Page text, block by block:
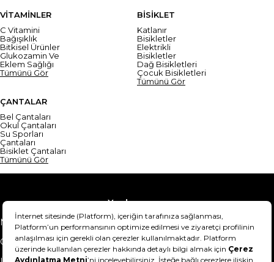
VİTAMİNLER
C Vitamini
Bağışıklık
Bitkisel Ürünler
Glukozamin Ve
Eklem Sağlığı
Tümünü Gör
BİSİKLET
Katlanır
Bisikletler
Elektrikli
Bisikletler
Dağ Bisikletleri
Çocuk Bisikletleri
Tümünü Gör
ÇANTALAR
Bel Çantaları
Okul Çantaları
Su Sporları
Çantaları
Bisiklet Çantaları
Tümünü Gör
Yardım
Mesafeli Satış Sözleşmesi
Teslimat Bilgisi
Gizlilik Sözleşmesi
Şartlar & Koşullar